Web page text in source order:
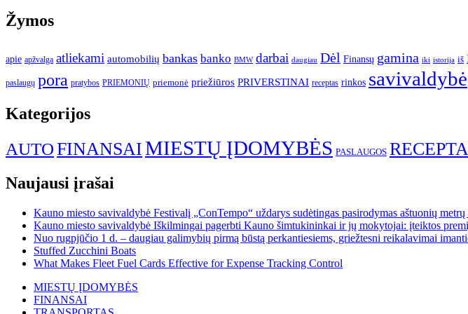
Žymos
apie apžvalga atliekami automobilių bankas banko BMW darbai daugiau Dėl Finansų gamina iki istorija iš
paslaugų pora pratybos PRIEMONIŲ priemonė priežiūros PRIVERSTINAI receptas rinkos savivaldybė
Kategorijos
AUTOFINANSAIMIESTŲ ĮDOMYBĖS PASLAUGOS
Naujausi įrašai
Kauno miesto savivaldybė Festivalį „ConTempo“ uždarys sudėtingas pasirodymas aštuonių
Kauno miesto savivaldybė Iškilmingai pagerbti Kauno šimtukininkai ir jų mokytojai: įteiktos
Nuo rugpjūčio 1 d. – daugiau galimybių pirmą būstą perkantiesiems, griežtesni reikalavimai
Stuffed Zucchini Boats
What Makes Fleet Fuel Cards Effective for Expense Tracking Control
MIESTŲ ĮDOMYBĖS
FINANSAI